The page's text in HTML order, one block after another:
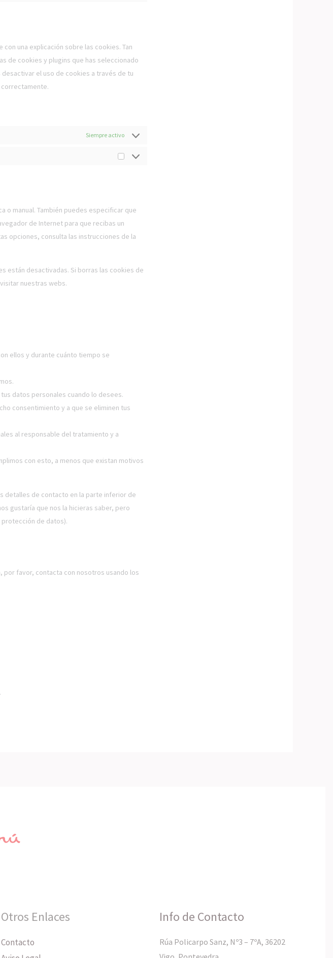
una explicación sobre las cookies. Tan
de cookies y plugins que has seleccionado
el uso de cookies a través de tu
Siempre activo
o manual. También puedes especificar que
de Internet para que recibas un
opciones, consulta las instrucciones de la
están desactivadas. Si borras las cookies de
nuestras webs.
ellos y durante cuánto tiempo se
datos personales cuando lo desees.
consentimiento y a que se eliminen tus
al responsable del tratamiento y a
con esto, a menos que existan motivos
detalles de contacto en la parte inferior de
gustaría que nos la hicieras saber, pero
protección de datos).
favor, contacta con nosotros usando los
Otros Enlaces
Contacto
Info de Contacto
Rúa Policarpo Sanz, Nº3 – 7ºA, 36202